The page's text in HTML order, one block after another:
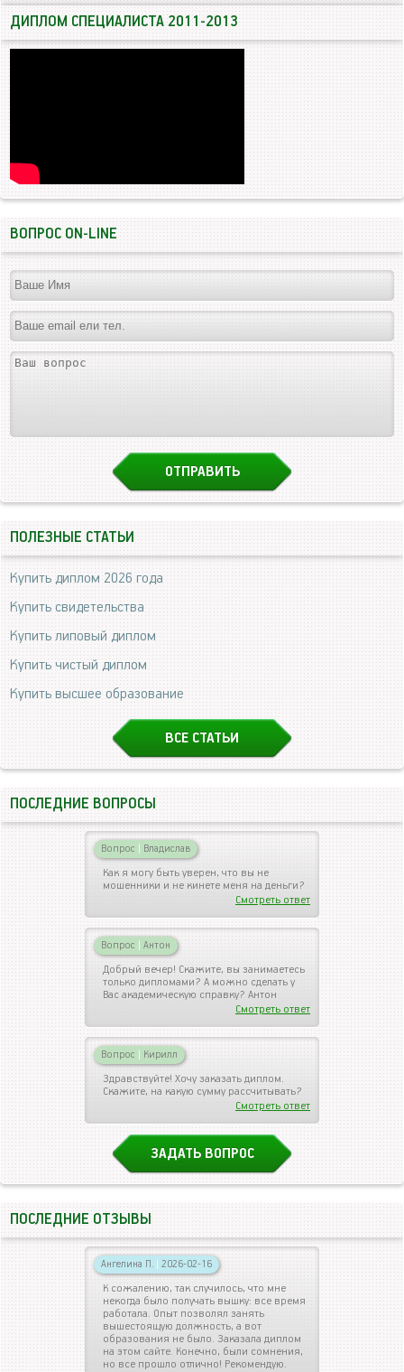
ДИПЛОМ СПЕЦИАЛИСТА 2011-2013
ВОПРОС ON-LINE
ПОЛЕЗНЫЕ СТАТЬИ
Купить диплом 2026 года
Купить свидетельства
Купить липовый диплом
Купить чистый диплом
Купить высшее образование
ВСЕ СТАТЬИ
ПОСЛЕДНИЕ ВОПРОСЫ
Вопрос | Владислав
Как я могу быть уверен, что вы не
мошенники и не кинете меня на деньги?
Смотреть ответ
Вопрос | Антон
Добрый вечер! Скажите, вы занимаетесь
только дипломами? А можно сделать у
Вас академическую справку? Антон
Смотреть ответ
Вопрос | Кирилл
Здравствуйте! Хочу заказать диплом.
Скажите, на какую сумму рассчитывать?
Смотреть ответ
ЗАДАТЬ ВОПРОС
ПОСЛЕДНИЕ ОТЗЫВЫ
Ангелина П. | 2026-02-16
К сожалению, так случилось, что мне
некогда было получать вышку: все время
работала. Опыт позволял занять
вышестоящую должность, а вот
образования не было. Заказала диплом
на этом сайте. Конечно, были сомнения,
но все прошло отлично! Рекомендую.